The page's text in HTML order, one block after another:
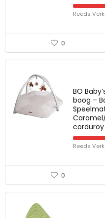
Reeds
0
BO
boog –
Reeds
0